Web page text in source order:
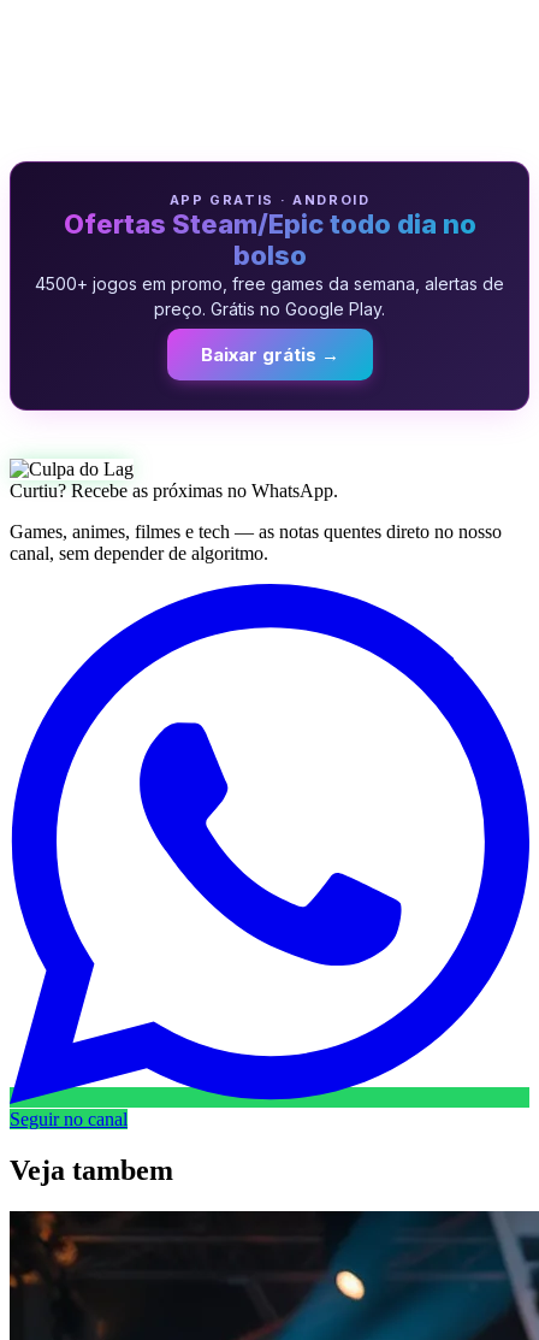
APP GRATIS · ANDROID
Ofertas Steam/Epic todo dia no
bolso
4500+ jogos em promo, free games da semana, alertas de
preço. Grátis no Google Play.
Baixar grátis →
Curtiu? Recebe as próximas no WhatsApp.
Games, animes, filmes e tech — as notas quentes direto no nosso
canal, sem depender de algoritmo.
Seguir no canal
Veja tambem